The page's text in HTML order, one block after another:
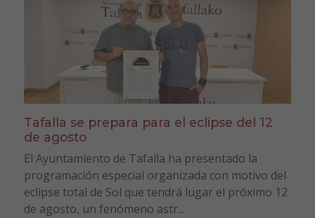
Tafalla se prepara para el eclipse del 12
de agosto
El Ayuntamiento de Tafalla ha presentado la
programación especial organizada con motivo del
eclipse total de Sol que tendrá lugar el próximo 12
de agosto, un fenómeno astr...